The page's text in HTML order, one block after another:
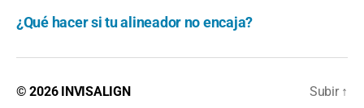
¿Qué hacer si tu alineador no encaja?
© 2026 INVISALIGN Subir ↑